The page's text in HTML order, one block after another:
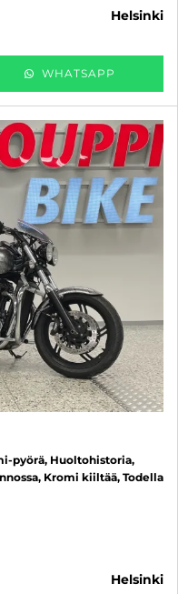
helsinki
WHATSAPP
pyörä, Huoltohistoria,
Kromi kiiltää, Todella
helsinki